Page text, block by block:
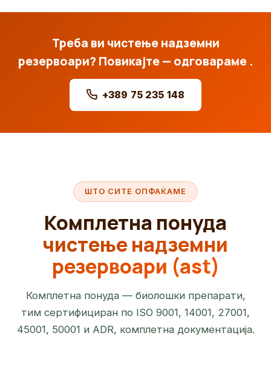
Треба ви чистење надземни
резервоари? Повикајте — одговараме .
+389 75 235 148
ШТО СИТЕ ОПФАЌАМЕ
Комплетна понуда
чистење надземни
резервоари (ast)
Комплетна понуда — биолошки препарати,
тим сертифициран по ISO 9001, 14001, 27001,
45001, 50001 и ADR, комплетна документација.